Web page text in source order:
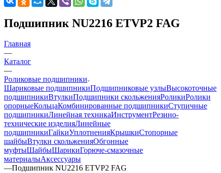
Подшипник NU2216 ETVP2 FAG
Главная
—
Каталог
—
Роликовые подшипники
Шариковые подшипникиПодшипниковые узлыВысокоточные
подшипникиВтулкиПодшипники скольженияРоликиРолики
опорныеКольцаКомбинированные подшипникиСтупичные
подшипникиЛинейная техникаИнструментРезино-
технические изделияЛинейные
подшипникиГайкиУплотненияКрышкиСтопорные
шайбыВтулки скольженияОбгонные
муфтыШайбыШарикиГорюче-смазочные
материалыАксессуары
—Подшипник NU2216 ETVP2 FAG